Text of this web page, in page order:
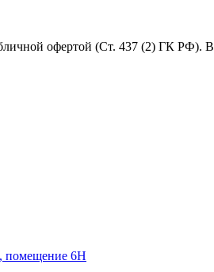
офертой (Ст. 437 (2) ГК РФ).
помещение 6Н